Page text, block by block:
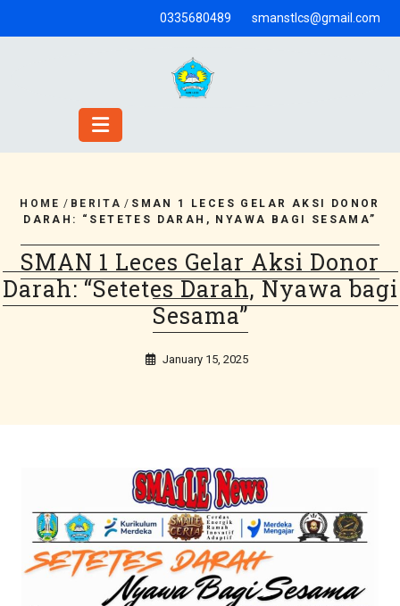
0335680489 smanstlcs@gmail.com
HOME / BERITA / SMAN 1 LECES GELAR AKSI DONOR
DARAH: “SETETES DARAH, NYAWA BAGI SESAMA”
SMAN 1 Leces Gelar Aksi Donor
Darah: “Setetes Darah, Nyawa bagi
Sesama”
January 15, 2025